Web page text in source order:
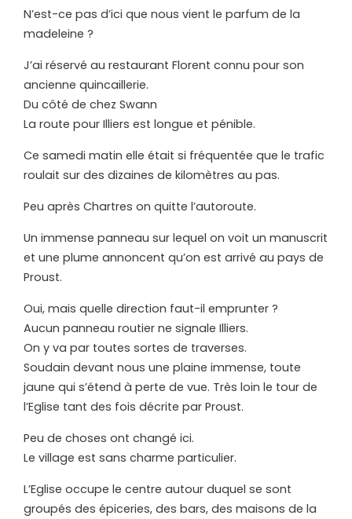
N’est-ce pas d’ici que nous vient le parfum de la
madeleine ?
J’ai réservé au restaurant Florent connu pour son
ancienne quincaillerie.
Du côté de chez Swann
La route pour Illiers est longue et pénible.
Ce samedi matin elle était si fréquentée que le trafic
roulait sur des dizaines de kilomètres au pas.
Peu après Chartres on quitte l’autoroute.
Un immense panneau sur lequel on voit un manuscrit
et une plume annoncent qu’on est arrivé au pays de
Proust.
Oui, mais quelle direction faut-il emprunter ?
Aucun panneau routier ne signale Illiers.
On y va par toutes sortes de traverses.
Soudain devant nous une plaine immense, toute
jaune qui s’étend à perte de vue. Très loin le tour de
l’Eglise tant des fois décrite par Proust.
Peu de choses ont changé ici.
Le village est sans charme particulier.
L’Eglise occupe le centre autour duquel se sont
groupés des épiceries, des bars, des maisons de la